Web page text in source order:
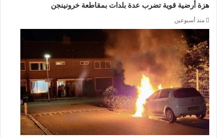
هزة أرضية قوية تضرب عدة بلدات بمقاطعة خرونينجن
منذ أسبوعين